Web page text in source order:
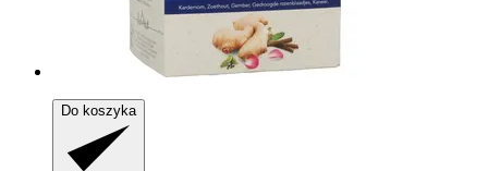
Do koszyka